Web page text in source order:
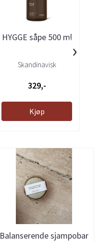
HYGGE såpe 500 ml
Skandinavisk
329,-
Kjøp
›
Balanserende sjampobar